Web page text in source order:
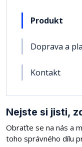
Produkt
Doprava a
Kontakt
Nejste si jisti,
Obraťte se na nás a
toho správného dílu